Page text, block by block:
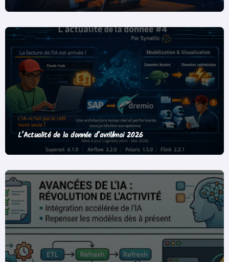
L’Actualité de la donnée d’avril/mai 2026